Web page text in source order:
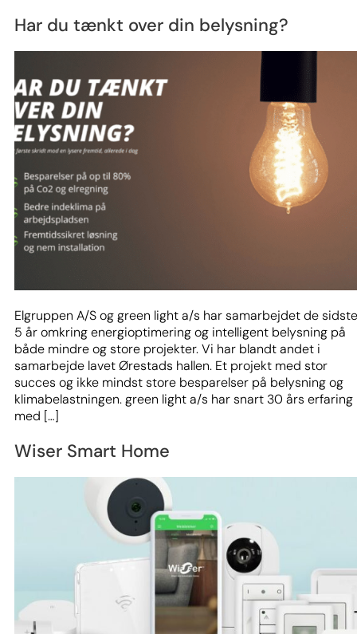
Har du tænkt over din belysning?
Elgruppen A/S og green light a/s har samarbejdet de sidste
5 år omkring energioptimering og intelligent belysning på
både mindre og store projekter. Vi har blandt andet i
samarbejde lavet Ørestads hallen. Et projekt med stor
succes og ikke mindst store besparelser på belysning og
klimabelastningen. green light a/s har snart 30 års erfaring
med […]
Wiser Smart Home